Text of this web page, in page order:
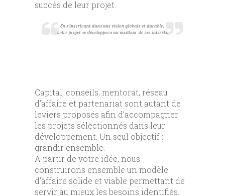
succès de leur projet.
Capital, conseils, mentorat, réseau
d’affaire et partenariat sont autant de
leviers proposés afin d’accompagner
les projets sélectionnés dans leur
développement. Un seul objectif :
grandir ensemble.
A partir de votre idée, nous
construirons ensemble un modèle
d’affaire solide et viable permettant de
servir au mieux les besoins identifiés.